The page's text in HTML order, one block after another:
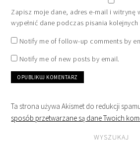
Zapisz moje dane, adres e-mail i witrynę
wypełnić dane podczas pisania kolejnych
Notify me of follow-up comments by
Notify me of new posts by email.
Ta strona używa Akismet do redukcji
sposób przetwarzane są dane Twoich
WYSZUKAJ